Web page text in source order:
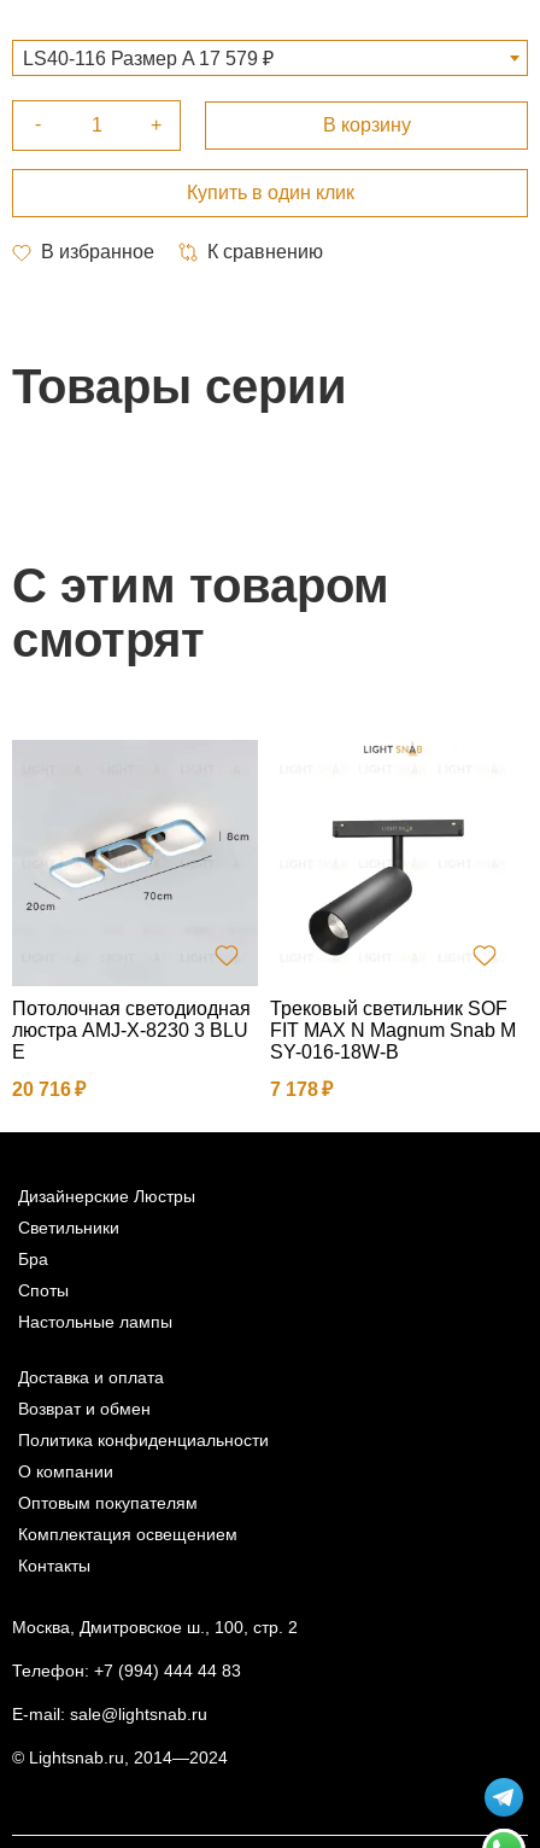
LS40-116 Размер A 17 579 ₽
Товары серии
С этим товаром
смотрят
Потолочная светодиодная
люстра AMJ-X-8230 3 BLU
E
20 716
Трековый светильник SOF
FIT MAX N Magnum Snab M
SY-016-18W-B
7 178
Дизайнерские Люстры
Светильники
Бра
Споты
Настольные лампы
Доставка и оплата
Возврат и обмен
Политика конфиденциальности
О компании
Оптовым покупателям
Комплектация освещением
Контакты
Москва, Дмитровское ш., 100, стр. 2
Телефон: +7 (994) 444 44 83
E-mail: sale@lightsnab.ru
© Lightsnab.ru, 2014—2024